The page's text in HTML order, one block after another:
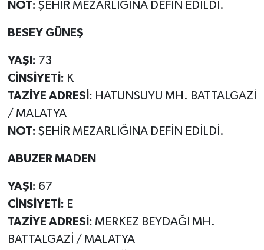
NOT: ŞEHİR MEZARLIĞINA DEFİN EDİLDİ.
BESEY GÜNEŞ
YAŞI: 73
CİNSİYETİ: K
TAZİYE ADRESİ: HATUNSUYU MH. BATTALGAZİ
/ MALATYA
NOT: ŞEHİR MEZARLIĞINA DEFİN EDİLDİ.
ABUZER MADEN
YAŞI: 67
CİNSİYETİ: E
TAZİYE ADRESİ: MERKEZ BEYDAĞI MH.
BATTALGAZİ / MALATYA